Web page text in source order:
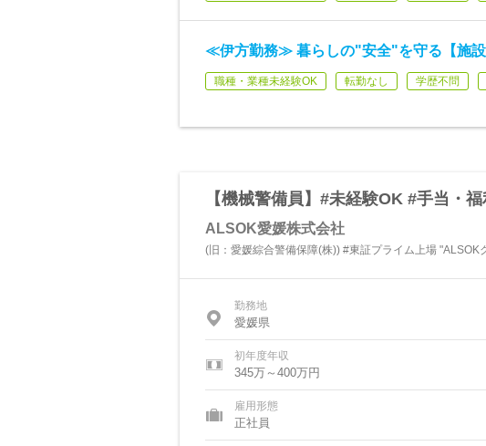
≪伊方勤務≫ 暮らしの"安全"を守る【施
職種・業種未経験OK 転勤なし 学歴不問
【機械警備員】#未経験OK #手当・
ALSOK愛媛株式会社
(旧：愛媛綜合警備保障(株)) #東証プライム上場 "ALSOK
勤務地
愛媛県
初年度年収
345万～400万円
雇用形態
正社員